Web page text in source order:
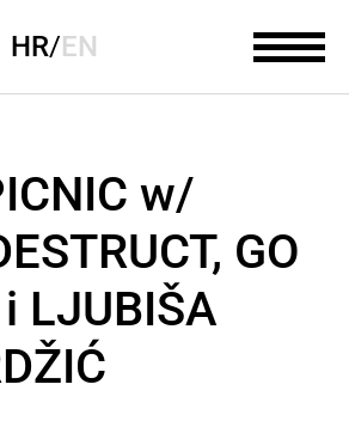
HR/EN
w/
GO
LJUBIŠA